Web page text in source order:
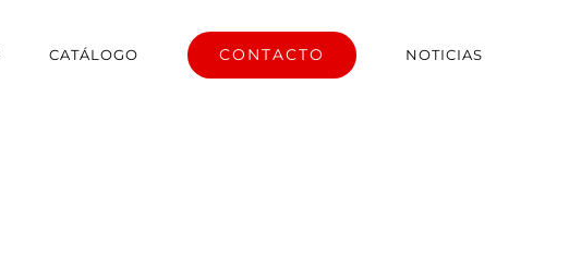
CATÁLOGO CONTACTO NOTICIAS